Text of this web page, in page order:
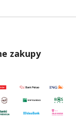
zakupy